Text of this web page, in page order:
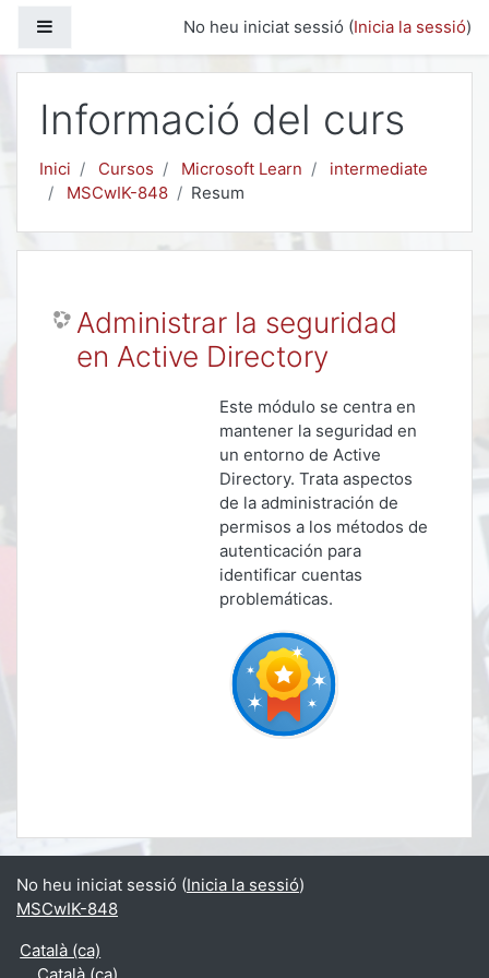
No heu iniciat sessió (Inicia la sessió)
Informació del curs
Inici Cursos Microsoft Learn
intermediate
MSCwIK-848
Resum
Administrar la seguridad
en Active Directory
Este módulo se centra en
mantener la seguridad en
un entorno de Active
Directory. Trata aspectos
de la administración de
permisos a los métodos de
autenticación para
identificar cuentas
problemáticas.
No heu iniciat sessió (Inicia la sessió)
MSCwIK-848
Català ‎(ca)‎